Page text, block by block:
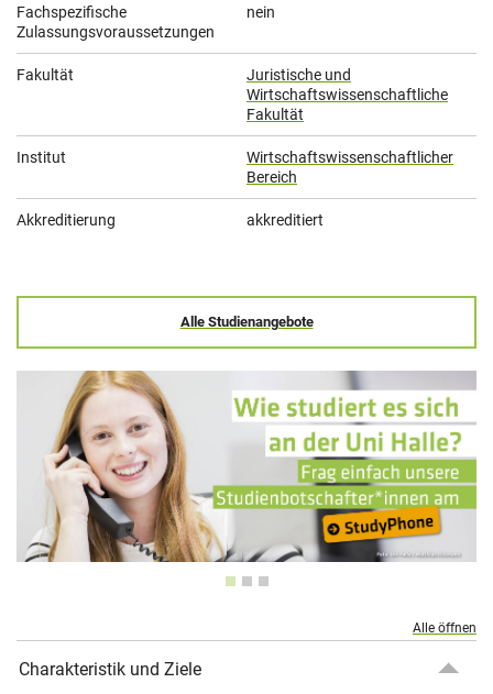
Fachspezifische
Zulassungsvoraussetzungen
nein
Fakultät
Juristische und
Wirtschaftswissenschaftliche
Fakultät
Institut
Wirtschaftswissenschaftlicher
Bereich
Akkreditierung akkreditiert
Alle Studienangebote
Alle öffnen
Charakteristik und Ziele